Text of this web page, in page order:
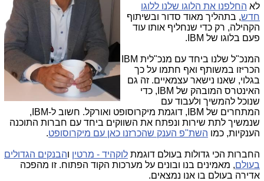
לא החלפנו את הלוגו שלנו ללוגו
חדש, בתהליך מאוד סדור ובשיתוף
הקהילה, רק כדי שנחליף אותו עוד
פעם בלוגו של IBM.
המנכ"ל שלנו ביחד עם מנכ"לית IBM
הכריזו במשותף ואף חתמו על כך
בגלוי, שאנו נישאר עצמאיים. זה גם
האינטרס המובהק של IBM, כדי
שנוכל להמשיך ולעבוד עם
שנמשיך לתת שירות ונפתח את השווקים ביחד עם חברות התוכנה
הענקיות, כמו השת"פ הענק שהכרזנו כאן עם מיקרוסופט.
החברות הכי גדולות בעולם דוגמת לוקהיד - מרטיןו הבנקים הגדולים
בעולם, מאמינים בנו ובונים על מערכות הקוד הפתוח. זו מהפכה
אדירה בעולם בו אנו נמצאים.